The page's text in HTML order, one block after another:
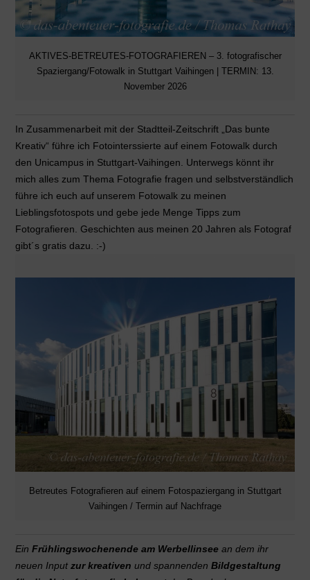
AKTIVES-BETREUTES-FOTOGRAFIEREN – 3. fotografischer
Spaziergang/Fotowalk in Stuttgart Vaihingen | TERMIN: 13.
November 2026
In Zusammenarbeit mit der Stadtteil-Zeitschrift „Das bunte
Kreativ“ führe ich Fotointerssierte auf einem Fotowalk durch
den Unicampus in Stuttgart-Vaihingen. Unterwegs könnt ihr
mich alles zum Thema Fotografie fragen und selbstverständlich
führe ich euch auf unserem Fotowalk zu meinen
Lieblingsfotospots und gebe jede Menge Tipps zum
Fotografieren. Geschichten aus meinen 20 Jahren als Fotograf
gibt´s gratis dazu. :-)
Betreutes Fotografieren auf einem Fotospaziergang in Stuttgart
Vaihingen / Termin auf Nachfrage
Ein Frühlingswochenende am Werbellinseean dem ihr
neuen Input zur kreativen und spannenden Bildgestaltung